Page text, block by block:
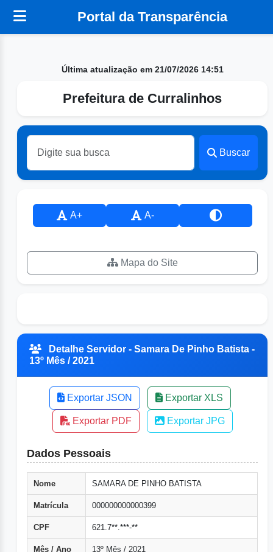
Portal da Transparência
Última atualização em 21/07/2026 14:51
Prefeitura de Curralinhos
Buscar
A+ A-
Mapa do Site
Detalhe Servidor - Samara De Pinho Batista -
13º Mês / 2021
Exportar JSON Exportar XLS
Exportar PDF Exportar JPG
Dados Pessoais
Nome SAMARA DE PINHO BATISTA
Matrícula 000000000000399
CPF 621.7**.***-**
Mês / Ano 13º Mês / 2021